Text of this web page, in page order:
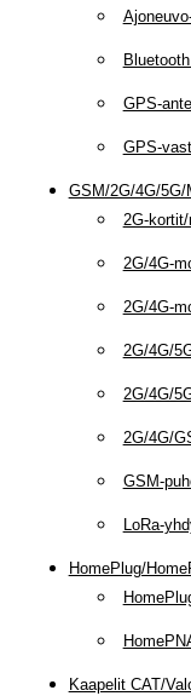
GPS-
GPS-
GSM/2G/4G/5G/
2G-
2G/4G-
2G/4G-
2G/4G/
2G/4G/
2G/4G/
GSM-
LoRa-
HomePlug/
Kaapelit CAT/